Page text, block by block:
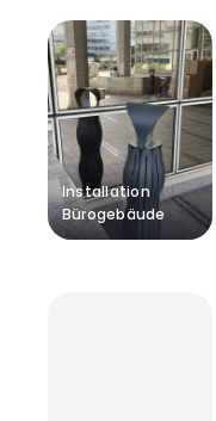
Installation
Bürogebäude